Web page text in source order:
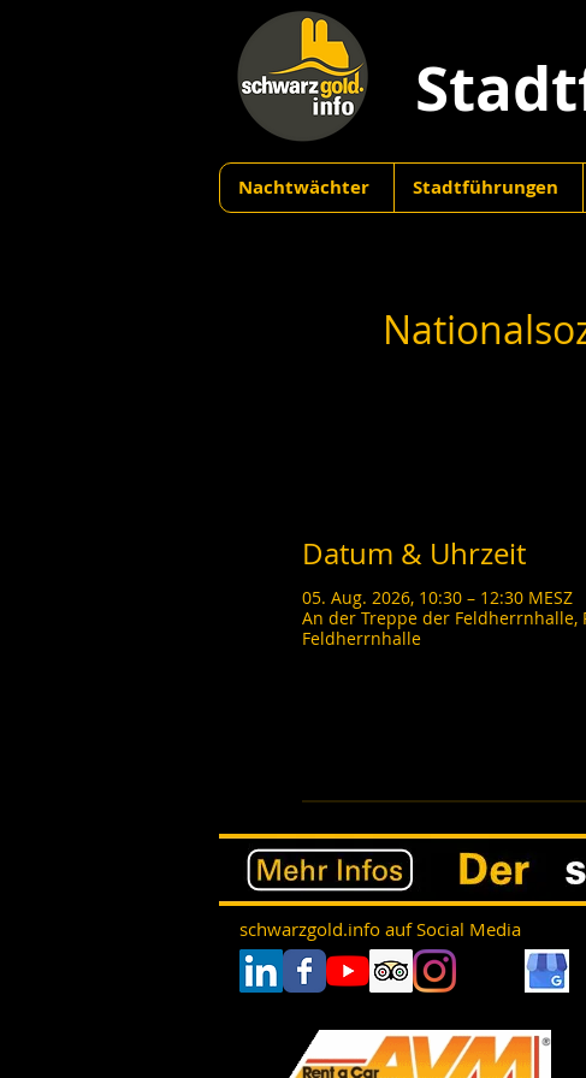
Nachtwächter Stadtführungen
Datum & Uhrzeit
05. Aug. 2026, 10:30 – 12:30 MESZ
An der Treppe der Feldherrnhalle,
Feldherrnhalle
schwarzgold.info auf Social Media